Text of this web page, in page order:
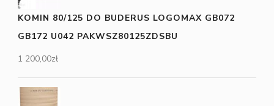
KOMIN 80/125 DO BUDERUS LOGOMAX GB072
GB172 U042 PAKWSZ80125ZDSBU
1 200,00zł